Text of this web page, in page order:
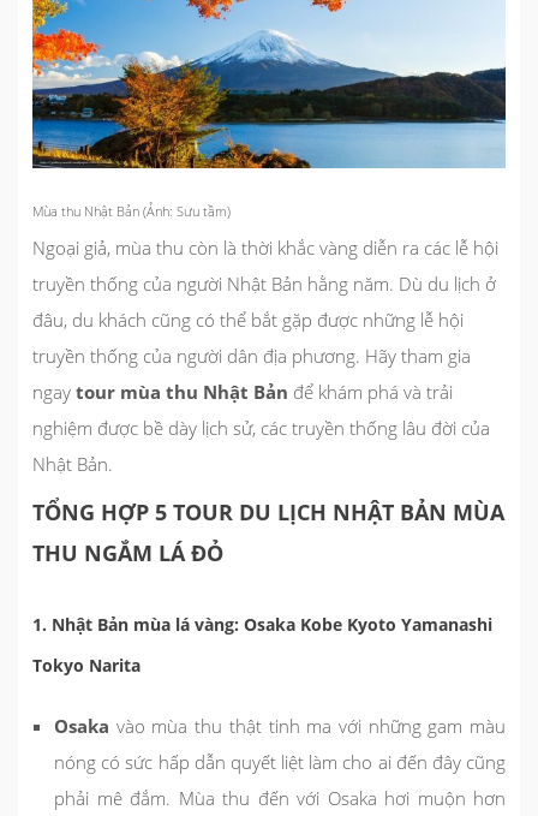
Mùa thu Nhật Bản (Ảnh: Sưu tầm)
Ngoại giả, mùa thu còn là thời khắc vàng diễn ra các lễ hội
truyền thống của người Nhật Bản hằng năm. Dù du lịch ở
đâu, du khách cũng có thể bắt gặp được những lễ hội
truyền thống của người dân địa phương. Hãy tham gia
ngay tour mùa thu Nhật Bản để khám phá và trải
nghiệm được bề dày lịch sử, các truyền thống lâu đời của
Nhật Bản.
TỔNG HỢP 5 TOUR DU LỊCH NHẬT BẢN MÙA
THU NGẮM LÁ ĐỎ
1. Nhật Bản mùa lá vàng: Osaka Kobe Kyoto Yamanashi
Tokyo Narita
Osaka vào mùa thu thật tinh ma với những gam màu
nóng có sức hấp dẫn quyết liệt làm cho ai đến đây cũng
phải mê đắm. Mùa thu đến với Osaka hơi muộn hơn